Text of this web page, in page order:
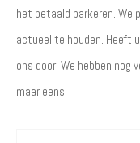
het betaald parkeren. We
actueel te houden. Heeft
ons door. We hebben nog
maar eens.